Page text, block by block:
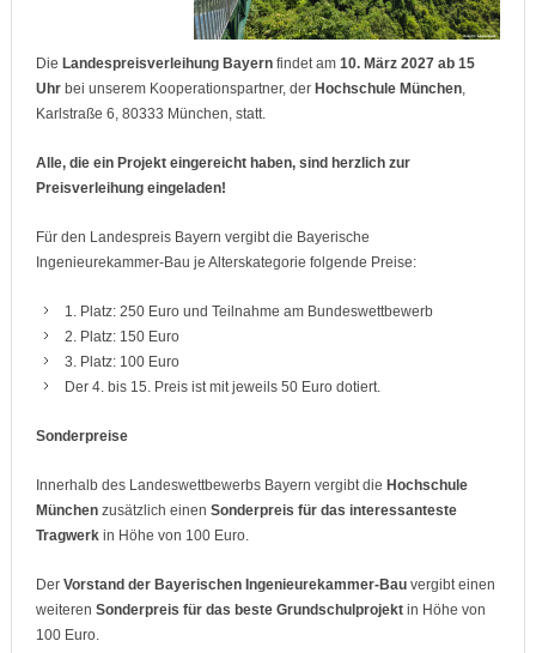
Die Landespreisverleihung Bayernfindet am 10. März 2027 ab 15
Uhrbei unserem Kooperationspartner, der Hochschule München,
Karlstraße 6, 80333 München, statt.
Alle, die ein Projekt eingereicht haben, sind herzlich zur
Preisverleihung eingeladen!
Für den Landespreis Bayern vergibt die Bayerische
Ingenieurekammer-Bau je Alterskategorie folgende Preise:
1. Platz: 250 Euro und Teilnahme am Bundeswettbewerb
2. Platz: 150 Euro
3. Platz: 100 Euro
Der 4. bis 15. Preis ist mit jeweils 50 Euro dotiert.
Sonderpreise
Innerhalb des Landeswettbewerbs Bayern vergibt die Hochschule
München zusätzlich einen Sonderpreis für das interessanteste
Tragwerkin Höhe von 100 Euro.
Der Vorstand der Bayerischen Ingenieurekammer-Bauvergibt einen
weiteren Sonderpreis für das beste Grundschulprojektin Höhe von
100 Euro.